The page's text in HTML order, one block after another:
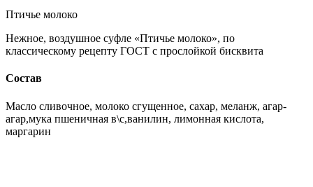
Птичье молоко
Нежное, воздушное суфле «Птичье молоко», по
классическому рецепту ГОСТ с прослойкой бисквита
Состав
Масло сливочное, молоко сгущенное, сахар, меланж, агар-
агар,мука пшеничная в\с,ванилин, лимонная кислота,
маргарин